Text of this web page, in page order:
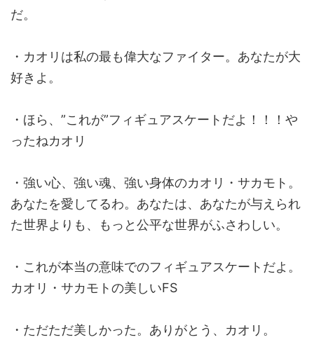
だ。
・カオリは私の最も偉大なファイター。あなたが大
好きよ。
・ほら、”これが”フィギュアスケートだよ！！！や
ったねカオリ
・強い心、強い魂、強い身体のカオリ・サカモト。
あなたを愛してるわ。あなたは、あなたが与えられ
た世界よりも、もっと公平な世界がふさわしい。
・これが本当の意味でのフィギュアスケートだよ。
カオリ・サカモトの美しいFS
・ただただ美しかった。ありがとう、カオリ。